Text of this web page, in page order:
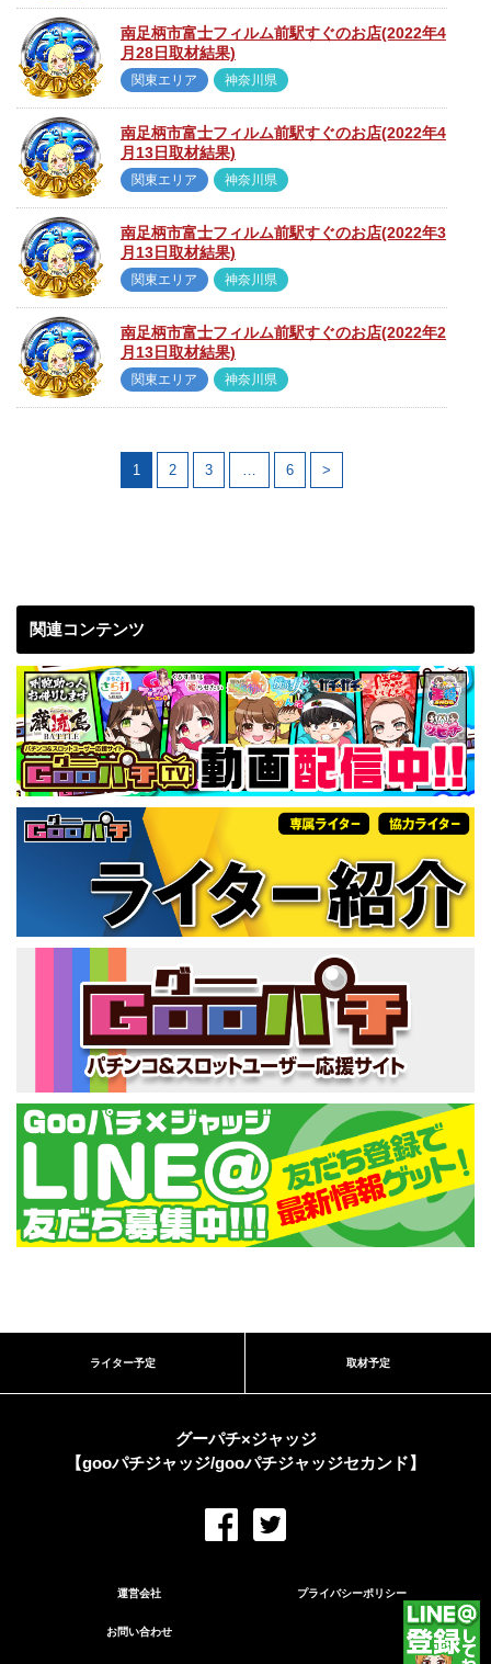
南足柄市富士フィルム前駅すぐのお店(2022年4
月28日取材結果)
関東エリア 神奈川県
南足柄市富士フィルム前駅すぐのお店(2022年4
月13日取材結果)
関東エリア 神奈川県
南足柄市富士フィルム前駅すぐのお店(2022年3
月13日取材結果)
関東エリア 神奈川県
南足柄市富士フィルム前駅すぐのお店(2022年2
月13日取材結果)
関東エリア 神奈川県
1 2 3 … 6 >
関連コンテンツ
ライター予定 取材予定
グーパチ×ジャッジ
【gooパチジャッジ/gooパチジャッジセカンド】
運営会社 プライバシーポリシー
お問い合わせ